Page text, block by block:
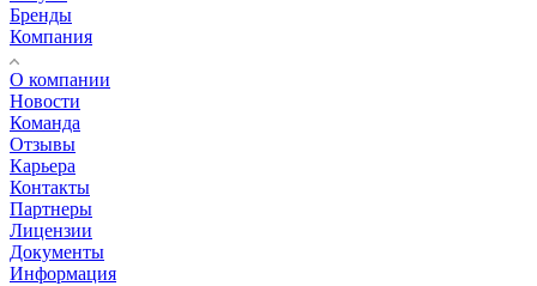
Бренды
Компания
О компании
Новости
Команда
Отзывы
Карьера
Контакты
Партнеры
Лицензии
Документы
Информация